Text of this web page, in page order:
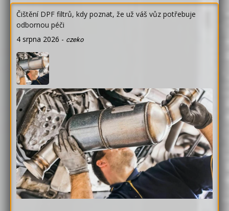
Čištění DPF filtrů, kdy poznat, že už váš vůz potřebuje
odbornou péči
4 srpna 2026 - czeko